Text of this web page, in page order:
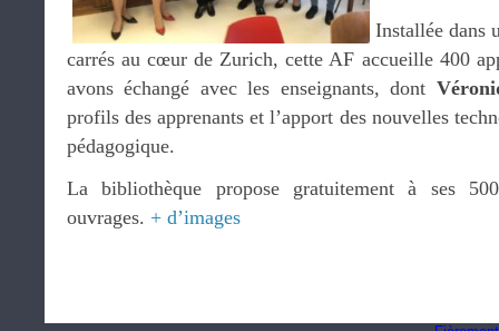
Installée dans
carrés au cœur de Zurich, cette AF accueille 400
avons échangé avec les enseignants, dont
profils des apprenants et l’apport des nouvelles
pédagogique.
La bibliothèque propose gratuitement à ses
ouvrages. + d’images